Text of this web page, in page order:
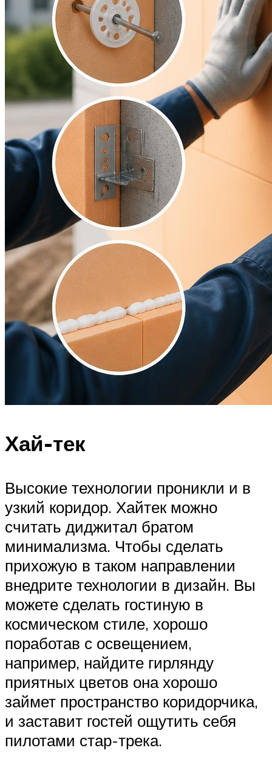
Хай-тек
Высокие технологии проникли и в
узкий коридор. Хайтек можно
считать диджитал братом
минимализма. Чтобы сделать
прихожую в таком направлении
внедрите технологии в дизайн. Вы
можете сделать гостиную в
космическом стиле, хорошо
поработав с освещением,
например, найдите гирлянду
приятных цветов она хорошо
займет пространство коридорчика,
и заставит гостей ощутить себя
пилотами стар-трека.